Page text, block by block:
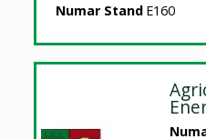
Numar Stand E160